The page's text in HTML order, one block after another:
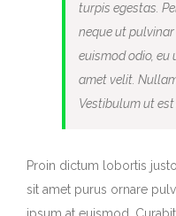
turpis egestas.
neque ut
euismod odio,
amet velit.
Vestibulum ut est
Proin dictum lobortis
sit amet purus ornare